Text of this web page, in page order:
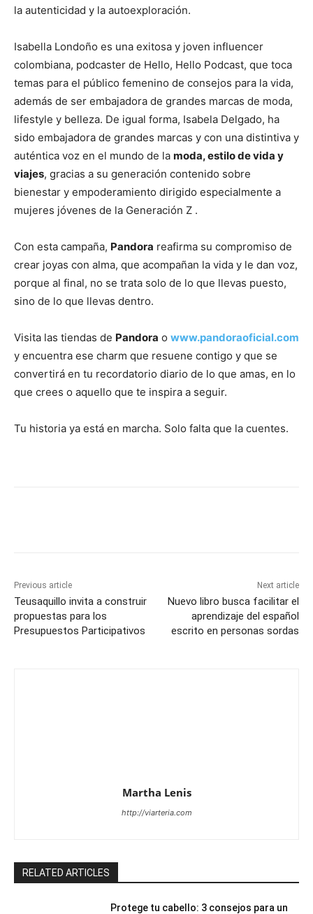
la autenticidad y la autoexploración.
Isabella Londoño es una exitosa y joven influencer
colombiana, podcaster de Hello, Hello Podcast, que toca
temas para el público femenino de consejos para la vida,
además de ser embajadora de grandes marcas de moda,
lifestyle y belleza. De igual forma, Isabela Delgado, ha
sido embajadora de grandes marcas y con una distintiva y
auténtica voz en el mundo de la moda, estilo de vida y
viajes, gracias a su generación contenido sobre
bienestar y empoderamiento dirigido especialmente a
mujeres jóvenes de la Generación Z .
Con esta campaña, Pandora reafirma su compromiso de
crear joyas con alma, que acompañan la vida y le dan voz,
porque al final, no se trata solo de lo que llevas puesto,
sino de lo que llevas dentro.
Visita las tiendas de Pandora o www.pandoraoficial.com
y encuentra ese charm que resuene contigo y que se
convertirá en tu recordatorio diario de lo que amas, en lo
que crees o aquello que te inspira a seguir.
Tu historia ya está en marcha. Solo falta que la cuentes.
Previous article
Teusaquillo invita a construir
propuestas para los
Presupuestos Participativos
Next article
Nuevo libro busca facilitar el
aprendizaje del español
escrito en personas sordas
Martha Lenis
http://viarteria.com
RELATED ARTICLES
Protege tu cabello: 3 consejos para un